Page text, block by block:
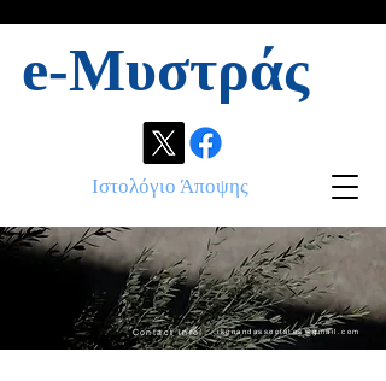
e-Μυστράς
Ιστολόγιο Άποψης
Contact info: ikonandassociates@gmail.com